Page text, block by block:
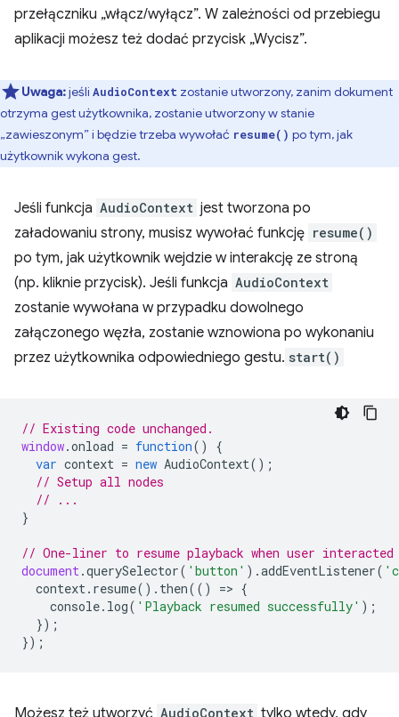
przełączniku „włącz/wyłącz”. W zależności od przebiegu
aplikacji możesz też dodać przycisk „Wycisz”.
Uwaga:jeśli AudioContext zostanie utworzony, zanim dokument
otrzyma gest użytkownika, zostanie utworzony w stanie
„zawieszonym” i będzie trzeba wywołać resume() po tym, jak
użytkownik wykona gest.
Jeśli funkcja AudioContext jest tworzona po
załadowaniu strony, musisz wywołać funkcję resume()
po tym, jak użytkownik wejdzie w interakcję ze stroną
(np. kliknie przycisk). Jeśli funkcja AudioContext
zostanie wywołana w przypadku dowolnego
załączonego węzła, zostanie wznowiona po wykonaniu
przez użytkownika odpowiedniego gestu. start()
// Existing code unchanged.
window.onload = function()
{
var context = new AudioContext();
// Setup all nodes
// ...
}
// One-liner to resume playback when user
document .querySelector( 'button' ).addEventListener(
context . resume(). then(() => {
console. log( 'Playback resumed successfully' );
});
});
Możesz też utworzyć AudioContext tylko wtedy, gdy